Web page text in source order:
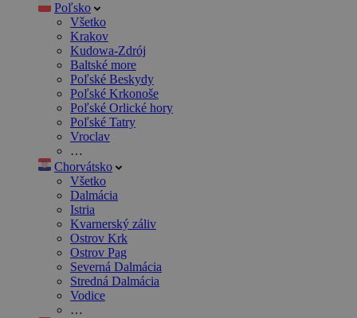
Poľsko
Všetko
Krakov
Kudowa-Zdrój
Baltské more
Poľské Beskydy
Poľské Krkonoše
Poľské Orlické hory
Poľské Tatry
Vroclav
…
Chorvátsko
Všetko
Dalmácia
Istria
Kvarnerský záliv
Ostrov Krk
Ostrov Pag
Severná Dalmácia
Stredná Dalmácia
Vodice
…